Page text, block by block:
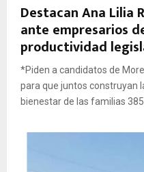
Destacan Ana Lilia
ante empresarios
productividad
*Piden a candidatos de
para que juntos construyan
bienestar de las familias 385